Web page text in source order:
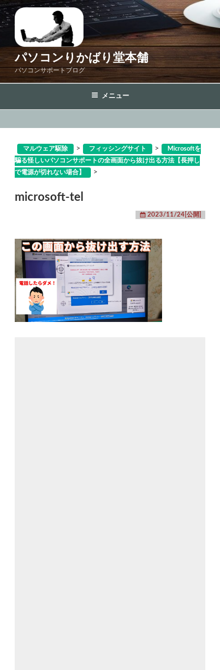
コ
ン
テ
ス
プ
パソコンりかばり堂本舗
パソコンサポートブログ
メニュー
マルウェア駆除 > フィッシングサイト >
Microsoftを
騙る怪しいパソコンサポートの全画面から抜け出る方法【長押し
で電源が切れない場合】
>
microsoft-tel
2023/11/24[公開]